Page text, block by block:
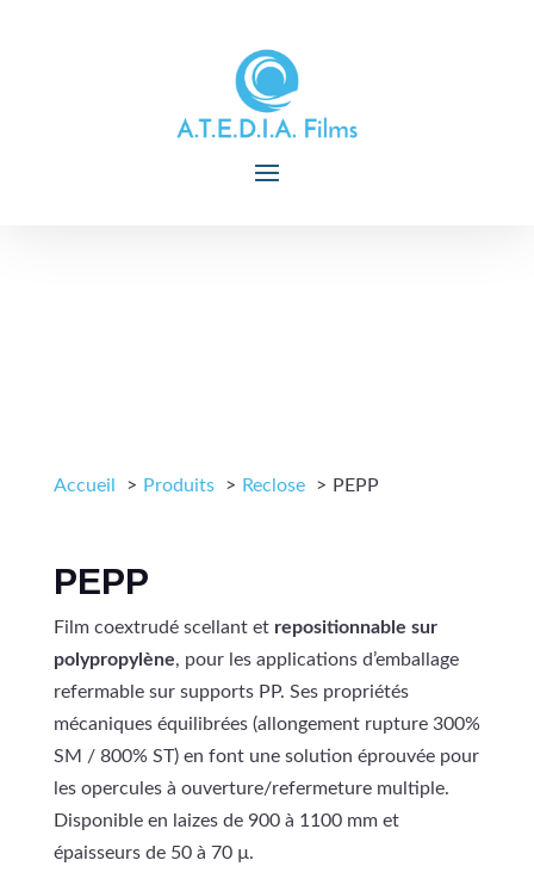
Accueil Produits Reclose PEPP
PEPP
Film coextrudé scellant et repositionnable sur
polypropylène, pour les applications d’emballage
refermable sur supports PP. Ses propriétés
mécaniques équilibrées (allongement rupture 300%
SM / 800% ST) en font une solution éprouvée pour
les opercules à ouverture/refermeture multiple.
Disponible en laizes de 900 à 1100 mm et
épaisseurs de 50 à 70 µ.